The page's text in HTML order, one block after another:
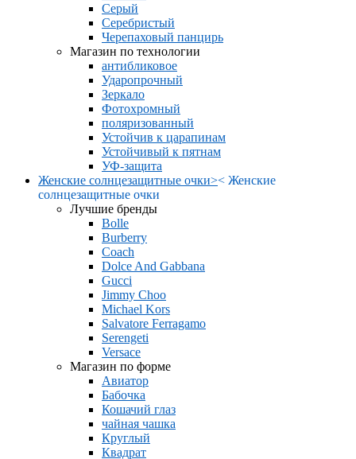
Серый
Серебристый
Черепаховый панцирь
Магазин по технологии
антибликовое
Ударопрочный
Зеркало
Фотохромный
поляризованный
Устойчив к царапинам
Устойчивый к пятнам
УФ-защита
Женские солнцезащитные очки>< Женские
солнцезащитные очки
Лучшие бренды
Bolle
Burberry
Coach
Dolce And Gabbana
Gucci
Jimmy Choo
Michael Kors
Salvatore Ferragamo
Serengeti
Versace
Магазин по форме
Авиатор
Бабочка
Кошачий глаз
чайная чашка
Круглый
Квадрат